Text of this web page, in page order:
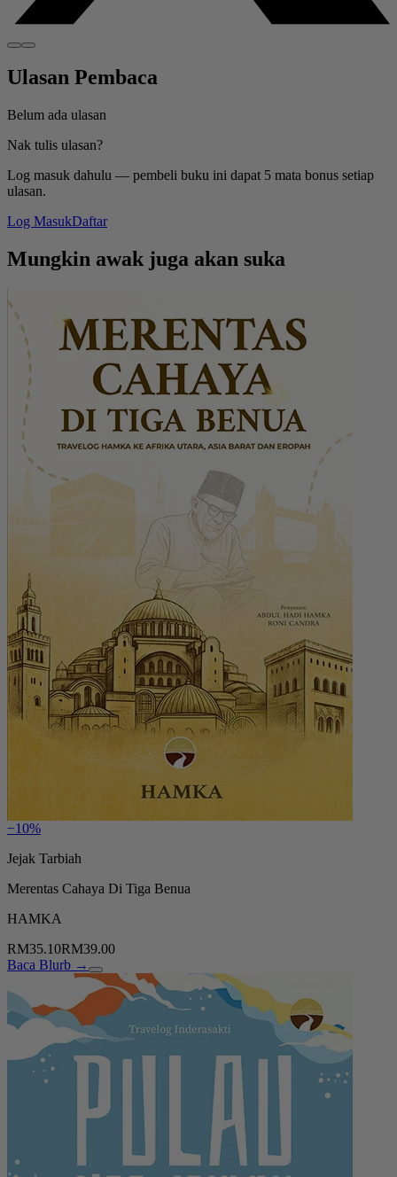
Ulasan Pembaca
Belum ada ulasan
Nak tulis ulasan?
Log masuk dahulu — pembeli buku ini dapat 5 mata bonus setiap
ulasan.
Log MasukDaftar
Mungkin awak juga akan suka
−10%
Jejak Tarbiah
Merentas Cahaya Di Tiga Benua
HAMKA
RM35.10RM39.00
Baca Blurb →